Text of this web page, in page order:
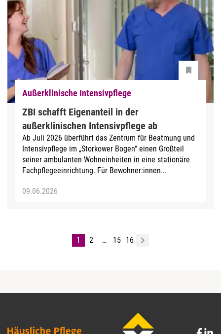
Außerklinische Intensivpflege
ZBI schafft Eigenanteil in der
außerklinischen Intensivpflege ab
Ab Juli 2026 überführt das Zentrum für Beatmung und
Intensivpflege im „Storkower Bogen“ einen Großteil
seiner ambulanten Wohneinheiten in eine stationäre
Fachpflegeeinrichtung. Für Bewohner:innen...
09.06.2026
1 2 … 15 16